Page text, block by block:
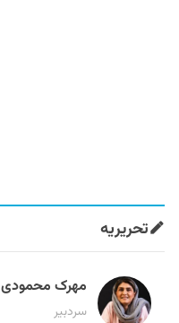
تحریریه
مهرک محمودی
سردبیر